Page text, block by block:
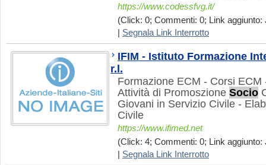
https://www.codessfvg.it/
(Click: 0; Commenti: 0; Link aggiunto:
Segnala Link Interrotto
IFIM - Istituto Formazione
r.l.
Formazione ECM - Corsi
Attività di Promoszione Socio
Giovani in Servizio Civile -
Civile
https://www.ifimed.net
(Click: 4; Commenti: 0; Link aggiunto:
Segnala Link Interrotto